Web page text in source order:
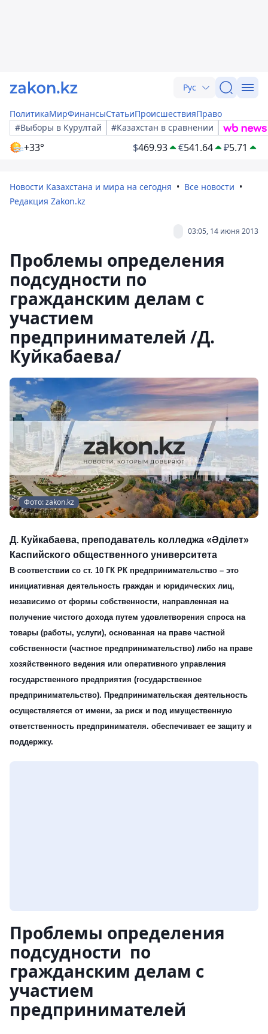
Рус
ПолитикаМирФинансыСтатьиПроисшествияПраво
#Выборы в Курултай
#Казахстан в сравнении
+33° $469.93 €541.64 ₽5.71
Новости Казахстана и мира на сегодня
Все новости
Редакция Zakon.kz
03:05, 14 июня 2013
Проблемы определения
подсудности по
гражданским делам с
участием
предпринимателей /Д.
Куйкабаева/
Фото: zakon.kz
Д. Куйкабаева, преподаватель колледжа «Әділет»
Каспийского общественного университета
В соответствии со ст. 10 ГК РК предпринимательство – это
инициативная деятельность граждан и юридических лиц,
независимо от формы собственности, направленная на
получение чистого дохода путем удовлетворения спроса на
товары (работы, услуги), основанная на праве частной
собственности (частное предпринимательство) либо на праве
хозяйственного ведения или оперативного управления
государственного предприятия (государственное
предпринимательство). Предпринимательская деятельность
осуществляется от имени, за риск и под имущественную
ответственность предпринимателя. обеспечивает ее защиту и
поддержку.
Проблемы определения
подсудности по
гражданским делам с
участием
предпринимателей